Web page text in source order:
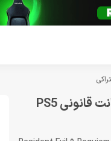
بازی Resident Evil 9 Requiem Deluxe Edition اکانت قانونی PS5